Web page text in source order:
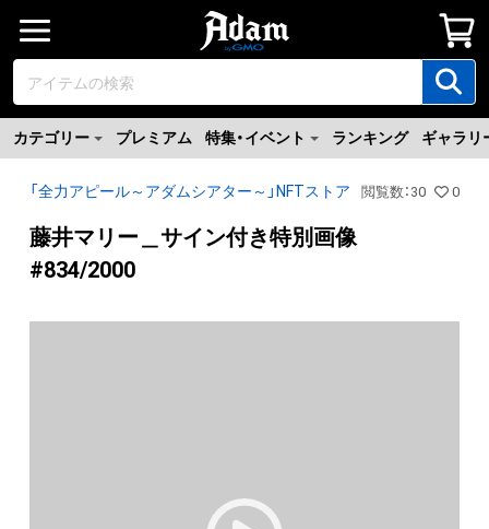
カテゴリー プレミアム 特集・イベント ランキング ギャラリ
「全力アピール～アダムシアター～」NFTストア 閲覧数 ： 30 0
藤井マリー＿サイン付き特別画像
#834/2000